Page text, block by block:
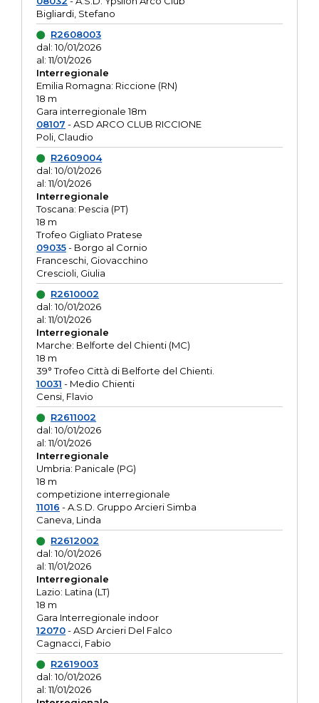
Bigliardi, Stefano
R2608003
dal: 10/01/2026
al: 11/01/2026
Interregionale
Emilia Romagna: Riccione (RN)
18 m
Gara interregionale 18m
08107 - ASD ARCO CLUB RICCIONE
Poli, Claudio
R2609004
dal: 10/01/2026
al: 11/01/2026
Interregionale
Toscana: Pescia (PT)
18 m
Trofeo Gigliato Pratese
09035- Borgo al Cornio
Franceschi, Giovacchino
Crescioli, Giulia
R2610002
dal: 10/01/2026
al: 11/01/2026
Interregionale
Marche: Belforte del Chienti (MC)
18 m
39° Trofeo Città di Belforte del Chienti.
10031 - Medio Chienti
Censi, Flavio
R2611002
dal: 10/01/2026
al: 11/01/2026
Interregionale
Umbria: Panicale (PG)
18 m
competizione interregionale
11016 - A.S.D. Gruppo Arcieri Simba
Caneva, Linda
R2612002
dal: 10/01/2026
al: 11/01/2026
Interregionale
Lazio: Latina (LT)
18 m
Gara Interregionale indoor
12070- ASD Arcieri Del Falco
Cagnacci, Fabio
R2619003
dal: 10/01/2026
al: 11/01/2026